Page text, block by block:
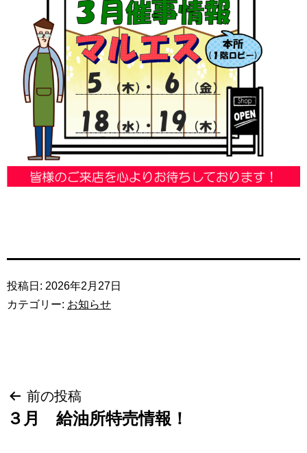
投稿日: 2026年2月27日
カテゴリー: お知らせ
投
稿
前の投稿
３月 給油所特売情報！